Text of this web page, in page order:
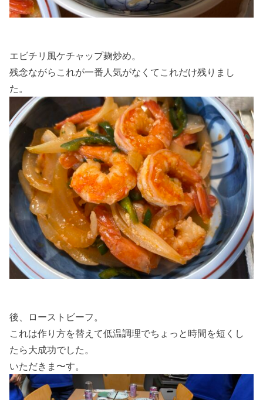
エビチリ風ケチャップ麹炒め。
残念ながらこれが一番人気がなくてこれだけ残りまし
た。
後、ローストビーフ。
これは作り方を替えて低温調理でちょっと時間を短くし
たら大成功でした。
いただきま〜す。